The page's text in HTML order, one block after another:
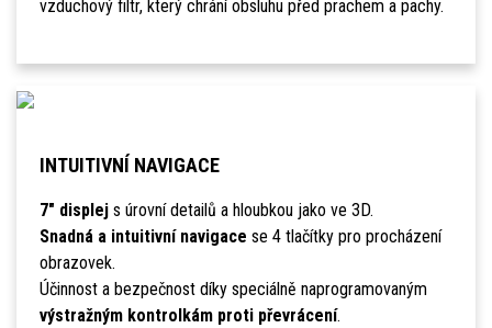
vzduchový filtr, který chrání obsluhu před prachem a pachy.
INTUITIVNÍ NAVIGACE
7" displejs úrovní detailů a hloubkou jako ve 3D.
Snadná a intuitivní navigace se 4 tlačítky pro procházení
obrazovek.
Účinnost a bezpečnost díky speciálně naprogramovaným
výstražným kontrolkám proti převrácení.